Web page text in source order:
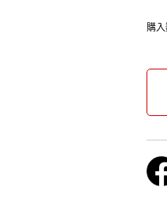
購入